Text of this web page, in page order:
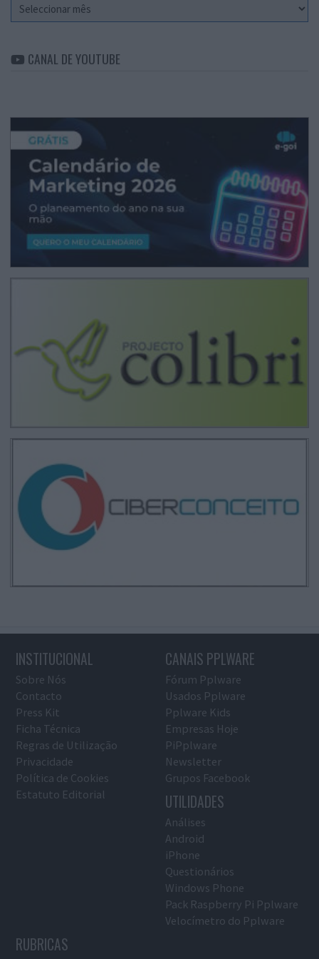
Arquivo
CANAL DE YOUTUBE
INSTITUCIONAL
Sobre Nós
Contacto
Press Kit
Ficha Técnica
Regras de Utilização
Privacidade
Política de Cookies
Estatuto Editorial
CANAIS PPLWARE
Fórum Pplware
Usados Pplware
Pplware Kids
Empresas Hoje
PiPplware
Newsletter
Grupos Facebook
UTILIDADES
Análises
Android
iPhone
Questionários
Windows Phone
Pack Raspberry Pi Pplware
Velocímetro do Pplware
RUBRICAS